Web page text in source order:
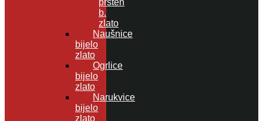
b.
zlato
Naušnice
bijelo
zlato
Ogrlice
bijelo
zlato
Narukvice
bijelo
zlato